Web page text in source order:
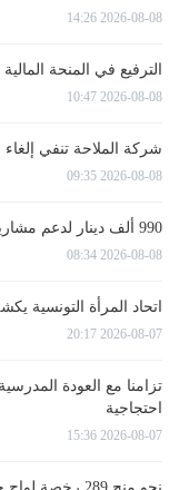
2026-08-08 14:26
الترفيع في المنحة
2026-08-08 10:47
شركة الملاحة تنفي
2026-08-08 09:35
990 ألف دينار لدعم مشاريع ببلدية قرقنة
2026-08-08 08:34
اتحاد المرأة التونسية
2026-08-07 20:17
تزامنا مع العودة
احتجاجية
2026-08-07 15:36